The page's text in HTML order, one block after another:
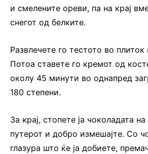
и смелените ореви, па на крај
снегот од белките.
Развлечете го тестото во плиток
Потоа ставете го кремот од
околу 45 минути во однапред
180 степени.
За крај, стопете ја чоколадата
путерот и добро измешајте. Со
глазура што ќе ја добиете,